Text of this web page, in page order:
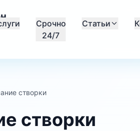
Срочно
24/7
Статьи
створки
створки